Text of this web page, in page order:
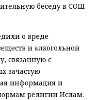
беседу в СОШ
о вреде
и алкогольной
связанную с
зачастую
информация и
религии Ислам.